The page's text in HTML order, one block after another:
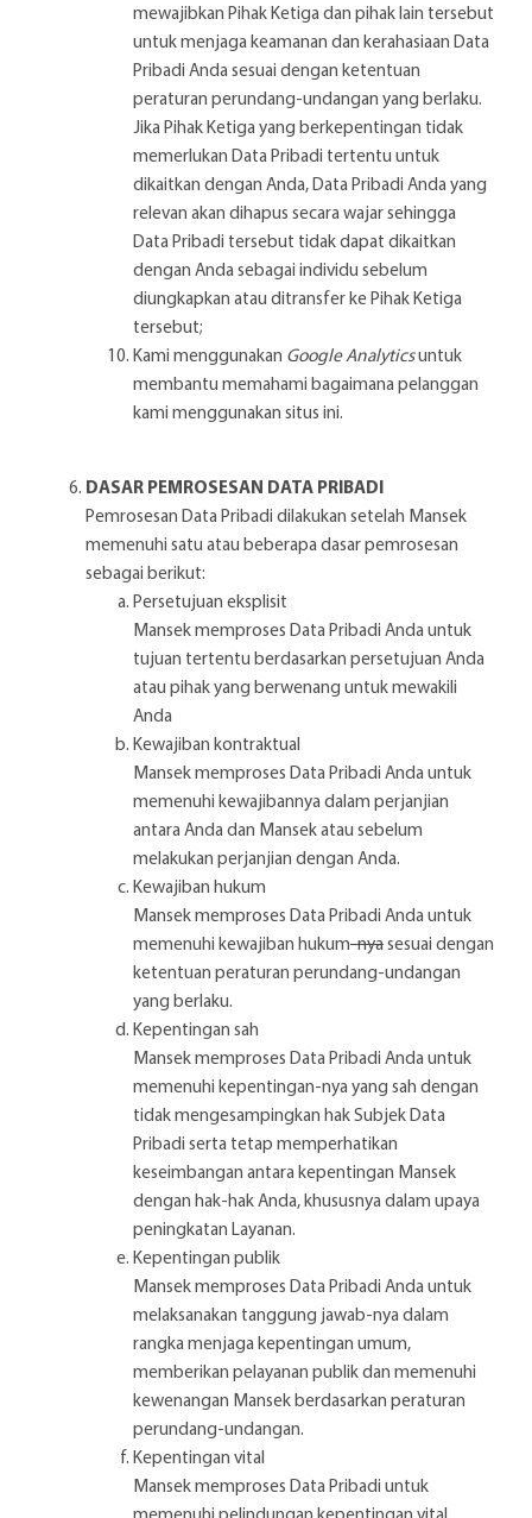
mewajibkan Pihak Ketiga dan pihak lain tersebut
untuk menjaga keamanan dan kerahasiaan Data
Pribadi Anda sesuai dengan ketentuan
peraturan perundang-undangan yang berlaku.
Jika Pihak Ketiga yang berkepentingan tidak
memerlukan Data Pribadi tertentu untuk
dikaitkan dengan Anda, Data Pribadi Anda yang
relevan akan dihapus secara wajar sehingga
Data Pribadi tersebut tidak dapat dikaitkan
dengan Anda sebagai individu sebelum
diungkapkan atau ditransfer ke Pihak Ketiga
tersebut;
Kami menggunakan Google Analyticsuntuk
membantu memahami bagaimana pelanggan
kami menggunakan situs ini.
DASAR PEMROSESAN DATA PRIBADI
Pemrosesan Data Pribadi dilakukan setelah Mansek
memenuhi satu atau beberapa dasar pemrosesan
sebagai berikut:
Persetujuan eksplisit
Mansek memproses Data Pribadi Anda untuk
tujuan tertentu berdasarkan persetujuan Anda
atau pihak yang berwenang untuk mewakili
Anda
Kewajiban kontraktual
Mansek memproses Data Pribadi Anda untuk
memenuhi kewajibannya dalam perjanjian
antara Anda dan Mansek atau sebelum
melakukan perjanjian dengan Anda.
Kewajiban hukum
Mansek memproses Data Pribadi Anda untuk
memenuhi kewajiban hukum-nyasesuai dengan
ketentuan peraturan perundang-undangan
yang berlaku.
Kepentingan sah
Mansek memproses Data Pribadi Anda untuk
memenuhi kepentingan-nya yang sah dengan
tidak mengesampingkan hak Subjek Data
Pribadi serta tetap memperhatikan
keseimbangan antara kepentingan Mansek
dengan hak-hak Anda, khususnya dalam upaya
peningkatan Layanan.
Kepentingan publik
Mansek memproses Data Pribadi Anda untuk
melaksanakan tanggung jawab-nya dalam
rangka menjaga kepentingan umum,
memberikan pelayanan publik dan memenuhi
kewenangan Mansek berdasarkan peraturan
perundang-undangan.
Kepentingan vital
Mansek memproses Data Pribadi untuk